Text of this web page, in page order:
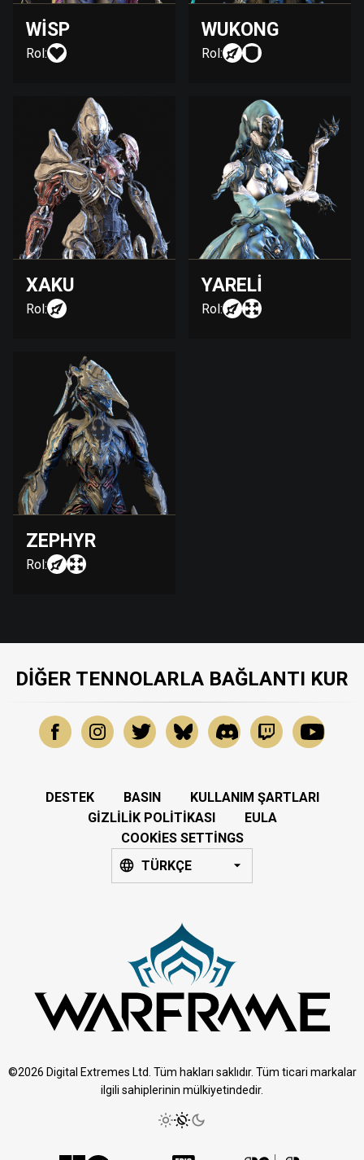
WISP
Rol:
WUKONG
Rol:
XAKU
Rol:
YARELI
Rol:
ZEPHYR
Rol:
DIĞER TENNOLARLA BAĞLANTI KUR
DESTEK BASIN
KULLANIM ŞARTLARI
GIZLILIK POLITIKASI
EULA
COOKIES SETTINGS
TÜRKÇE
©2026 Digital Extremes Ltd. Tüm hakları saklıdır. Tüm ticari markalar
ilgili sahiplerinin mülkiyetindedir.